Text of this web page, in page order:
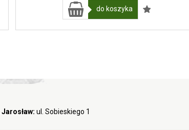
do koszyka
Jarosław: ul. Sobieskiego 1